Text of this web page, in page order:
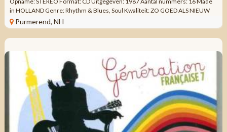
in HOLLAND Genre: Rhythm & Blues, Soul Kwaliteit: ZO GOED ALS NIEUW
Tracklist CD ...
Purmerend, NH